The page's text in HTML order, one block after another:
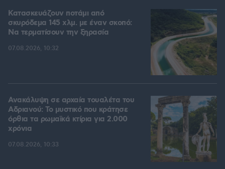
Κατασκευάζουν ποτάμι από
σκυρόδεμα 145 χλμ. με έναν σκοπό:
Να τερματίσουν την ξηρασία
07.08.2026, 10:32
Ανακάλυψη σε αρχαία τουαλέτα του
Αδριανού: Το μυστικό που κράτησε
όρθια τα ρωμαϊκά κτίρια για 2.000
χρόνια
07.08.2026, 10:33